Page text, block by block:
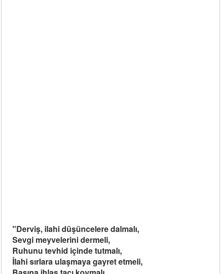
"Derviş, ilahi düşüncelere dalmalı,
Sevgi meyvelerini dermeli,
Ruhunu tevhid içinde tutmalı,
İlahi sırlara ulaşmaya gayret etmeli,